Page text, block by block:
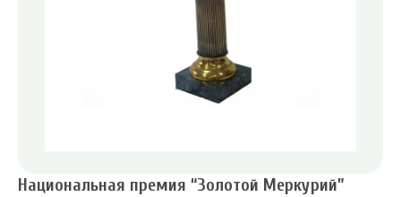
Национальная премия “Золотой Меркурий”